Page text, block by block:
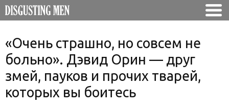
«Очень страшно, но совсем не
больно». Дэвид Орин — друг
змей, пауков и прочих тварей,
которых вы боитесь